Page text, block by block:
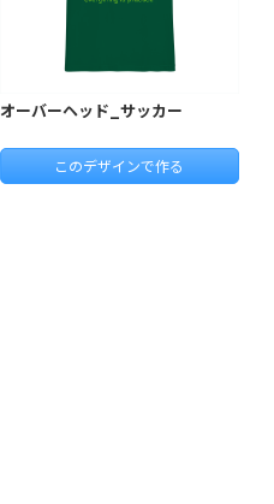
オーバーヘッド_サッカー
このデザインで作る